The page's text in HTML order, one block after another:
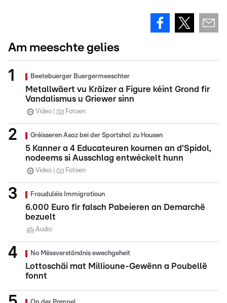
Am meeschte gelies
Beetebuerger Buergermeeschter
Metallwäert vu Kräizer a Figure kéint Grond fir
Vandalismus u Griewer sinn
Video Fotoen
Gréisseren Asaz bei der Sportshal zu Housen
5 Kanner a 4 Educateuren koumen an d'Spidol,
nodeems si Ausschlag entwéckelt hunn
Video Fotoen
Frauduléis Immigratioun
6.000 Euro fir falsch Pabeieren an Demarchë
bezuelt
Audio
No Mëssverständnis ewechgeheit
Lottoschäi mat Millioune-Gewënn a Poubellë
fonnt